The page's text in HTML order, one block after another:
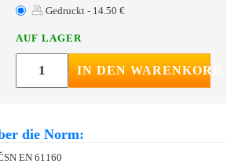
Gedruckt - 14.50 €
AUF LAGER
IN DEN WARENKORB
die Norm:
EN 61160